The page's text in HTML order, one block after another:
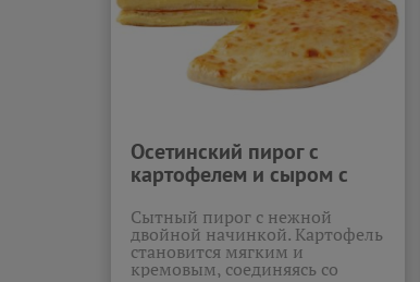
Осетинский пирог с
картофелем и сыром с
Сытный пирог с нежной
двойной начинкой. Картофель
становится мягким и
кремовым, соединяясь со